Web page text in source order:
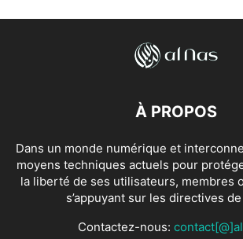
À PROPOS
Dans un monde numérique et
moyens techniques actuels pour
la liberté de ses utilisateurs, membres
s’appuyant sur les directives de
Contactez-nous: